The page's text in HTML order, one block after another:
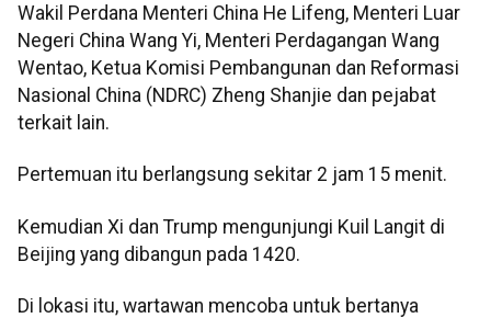
Wakil Perdana Menteri China He Lifeng, Menteri Luar
Negeri China Wang Yi, Menteri Perdagangan Wang
Wentao, Ketua Komisi Pembangunan dan Reformasi
Nasional China (NDRC) Zheng Shanjie dan pejabat
terkait lain.
Pertemuan itu berlangsung sekitar 2 jam 15 menit.
Kemudian Xi dan Trump mengunjungi Kuil Langit di
Beijing yang dibangun pada 1420.
Di lokasi itu, wartawan mencoba untuk bertanya